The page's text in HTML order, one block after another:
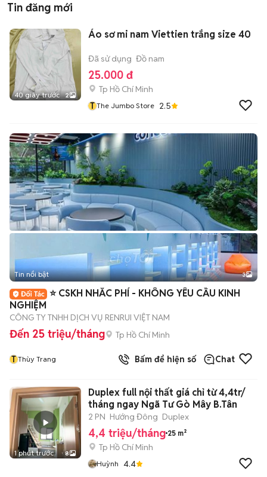
Tin đăng mới
40 giây trước 2
Áo sơ mi nam Viettien trắng size 40
Đã sử dụng Đồ nam
25.000 đ
Tp Hồ Chí Minh
T The Jumbo Store 2.5
Tin nổi bật 3
⭐ CSKH NHẮC PHÍ - KHÔNG YÊU CẦU KINH
NGHIỆM
CÔNG TY TNHH DỊCH VỤ RENRUI VIỆT NAM
Đến 25 triệu/tháng Tp Hồ Chí Minh
T Thùy Trang Bấm để hiện số Chat
1 phút trước 8
Duplex full nội thất giá chỉ từ 4,4tr/
tháng ngay Ngã Tư Gò Mây B.Tân
2 PN Hướng Đông Duplex
4,4 triệu/tháng 25 m²
Tp Hồ Chí Minh
Huỳnh 4.4